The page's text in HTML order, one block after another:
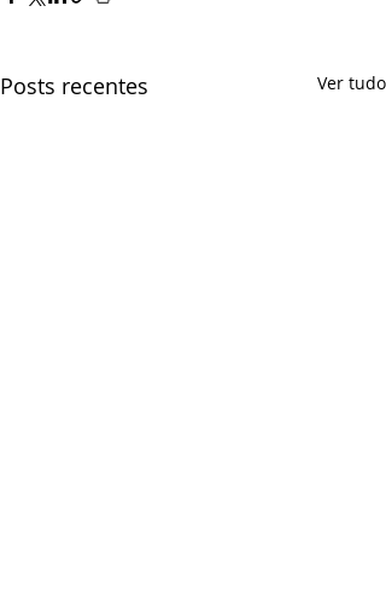
Posts recentes Ver tudo